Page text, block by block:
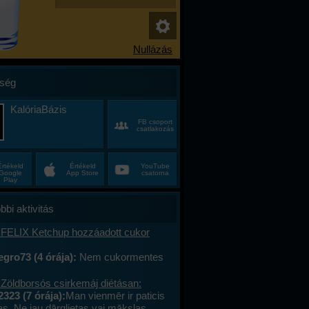
KalóriaBázis
FB csoport
csatlakozás
Play
Értékeld
App Store
YouTube
csatorna
aktivitás
Ketchup hozzáadott cukor
(4 órája): Nem cukormentes
csirkemáj diétásan:
(7 órája):Man vienmēr ir paticis